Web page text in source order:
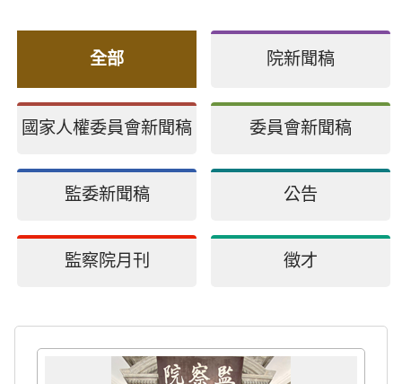
全部 院新聞稿
國家人權委員會新聞稿 委員會新聞稿
監委新聞稿 公告
監察院月刊 徵才